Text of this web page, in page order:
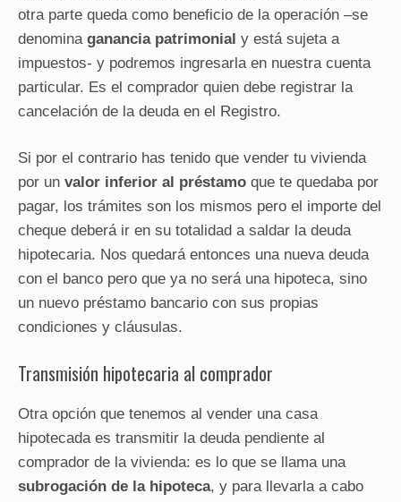
otra parte queda como beneficio de la operación –se
denomina ganancia patrimonial y está sujeta a
impuestos- y podremos ingresarla en nuestra cuenta
particular. Es el comprador quien debe registrar la
cancelación de la deuda en el Registro.
Si por el contrario has tenido que vender tu vivienda
por un valor inferior al préstamo que te quedaba por
pagar, los trámites son los mismos pero el importe del
cheque deberá ir en su totalidad a saldar la deuda
hipotecaria. Nos quedará entonces una nueva deuda
con el banco pero que ya no será una hipoteca, sino
un nuevo préstamo bancario con sus propias
condiciones y cláusulas.
Transmisión hipotecaria al comprador
Otra opción que tenemos al vender una casa
hipotecada es transmitir la deuda pendiente al
comprador de la vivienda: es lo que se llama una
subrogación de la hipoteca, y para llevarla a cabo